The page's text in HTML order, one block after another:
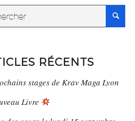
RÉCENTS
stages de Krav Maga Lyon
Livre